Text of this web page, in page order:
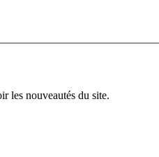
les nouveautés du site.